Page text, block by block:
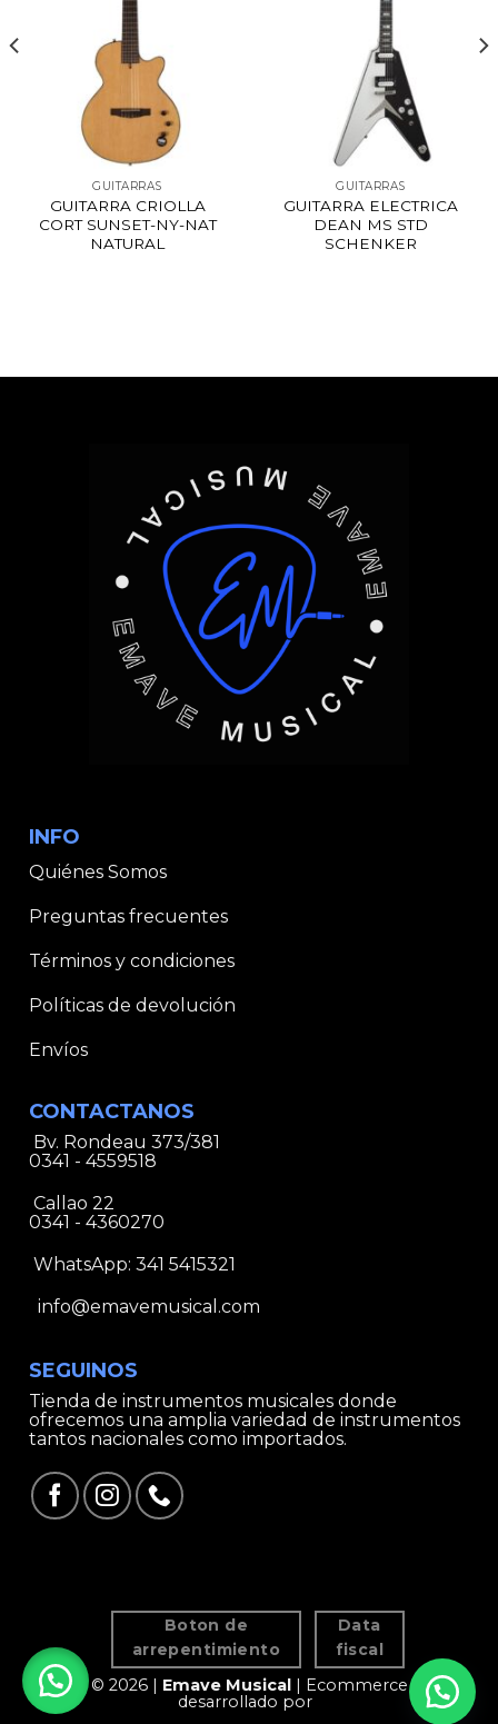
GUITARRAS
GUITARRA CRIOLLA
CORT SUNSET-NY-NAT
NATURAL
GUITARRAS
GUITARRA ELECTRICA
DEAN MS STD
SCHENKER
INFO
Quiénes Somos
Preguntas frecuentes
Términos y condiciones
Políticas de devolución
Envíos
CONTACTANOS
Bv. Rondeau 373/381
0341 - 4559518
Callao 22
0341 - 4360270
WhatsApp: 341 5415321
info@emavemusical.com
SEGUINOS
Tienda de instrumentos musicales donde
ofrecemos una amplia variedad de instrumentos
tantos nacionales como importados.
Boton de
arrepentimiento
Data
fiscal
© 2026 | Emave Musical| Ecommerce
desarrollado por